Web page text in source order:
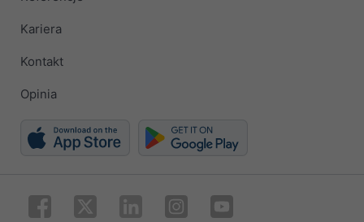
Kariera
Kontakt
Opinia